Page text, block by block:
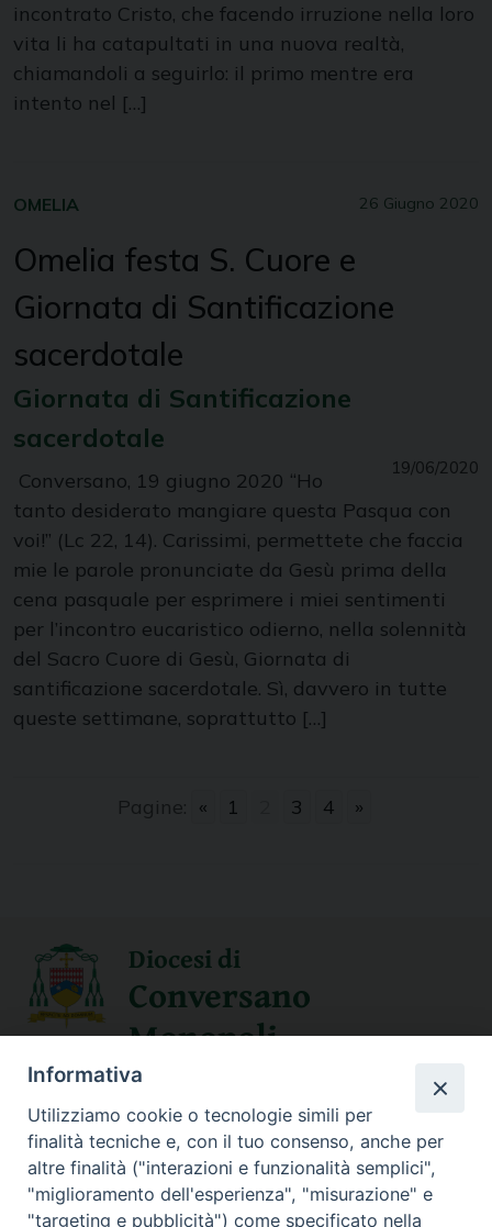
incontrato Cristo, che facendo irruzione nella loro
vita li ha catapultati in una nuova realtà,
chiamandoli a seguirlo: il primo mentre era
intento nel […]
26 Giugno 2020
OMELIA
Omelia festa S. Cuore e
Giornata di Santificazione
sacerdotale
Giornata di Santificazione
sacerdotale
19/06/2020
Conversano, 19 giugno 2020 “Ho
tanto desiderato mangiare questa Pasqua con
voi!” (Lc 22, 14). Carissimi, permettete che faccia
mie le parole pronunciate da Gesù prima della
cena pasquale per esprimere i miei sentimenti
per l’incontro eucaristico odierno, nella solennità
del Sacro Cuore di Gesù, Giornata di
santificazione sacerdotale. Sì, davvero in tutte
queste settimane, soprattutto […]
Pagine: « 1 3 4 »
Diocesi di
Conversano
Monopoli
SEGUICI SU
Informativa
Utilizziamo cookie o tecnologie simili per
finalità tecniche e, con il tuo consenso, anche per
altre finalità ("interazioni e funzionalità semplici",
"miglioramento dell'esperienza", "misurazione" e
"targeting e pubblicità") come specificato nella